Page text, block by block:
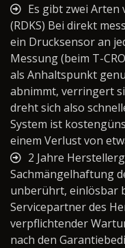
Es gibt zwei
(RDKS) Bei direkt
ein Drucksensor an
Messung (beim T-
als Anhaltspunkt
abnimmt, verringert
dreht sich also
System ist
einem Verlust von
2 Jahre
Sachmängelhaftung
unberührt, einlösbar
Servicepartner des
verpflichtender
nach den